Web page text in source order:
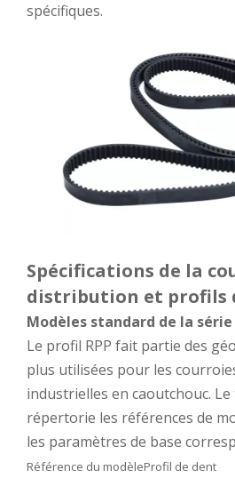
spécifiques.
Spécifications de la
distribution et profils
Modèles standard de la série
Le profil RPP fait partie des
plus utilisées pour les
industrielles en caoutchouc.
répertorie les références de
les paramètres de base
Référence du modèleProfil de dent